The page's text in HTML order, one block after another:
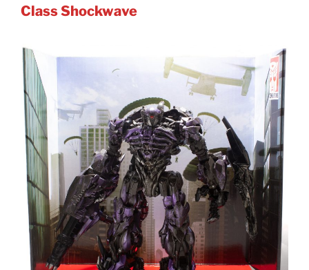
Class Shockwave